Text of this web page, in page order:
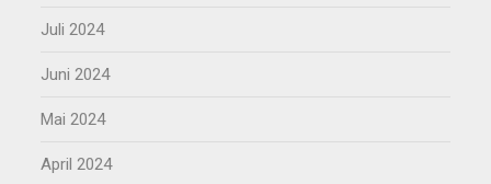
Juli 2024
Juni 2024
Mai 2024
April 2024